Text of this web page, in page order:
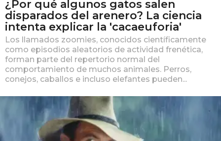
¿Por qué algunos gatos salen
disparados del arenero? La ciencia
intenta explicar la 'cacaeuforia'
Los llamados zoomies, conocidos científicamente
como episodios aleatorios de actividad frenética,
forman parte del repertorio normal del
comportamiento de muchos animales. Perros,
conejos, caballos e incluso elefantes pueden...